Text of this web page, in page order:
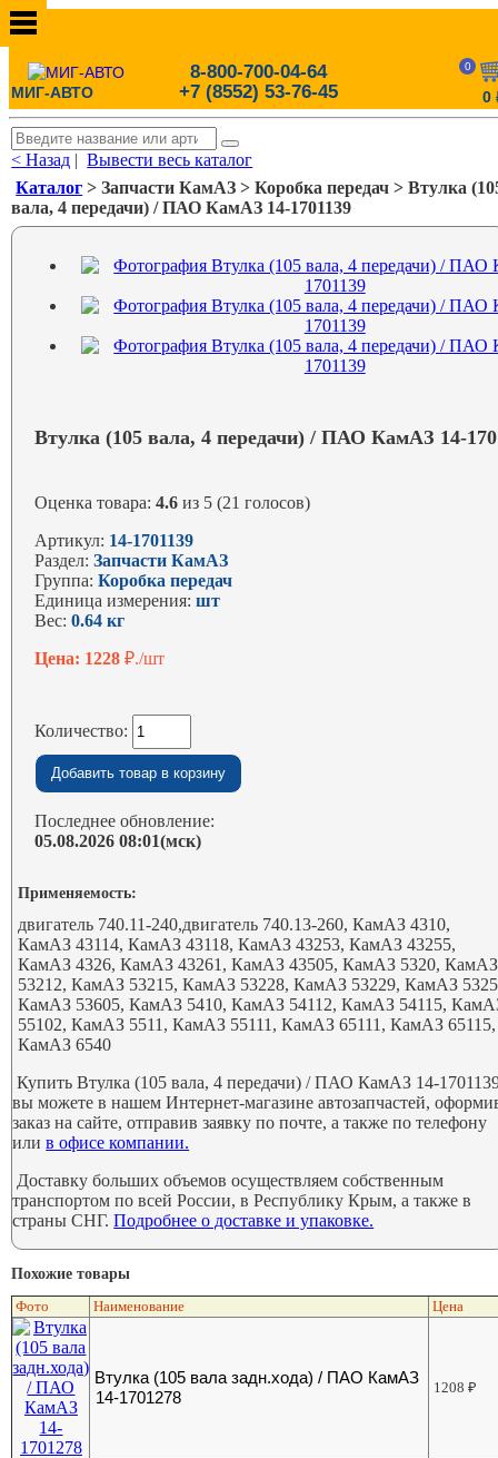
МИГ-АВТО
8-800-700-04-64
+7 (8552) 53-76-45
0
0
< Назад |Вывести весь каталог
Каталог > Запчасти КамАЗ > Коробка передач > Втулка
вала, 4 передачи) / ПАО КамАЗ 14-1701139
Втулка (105 вала, 4 передачи) / ПАО КамАЗ 14-
Оценка товара:4.6 из 5 (21 голосов)
Артикул: 14-1701139
Раздел:Запчасти КамАЗ
Группа:Коробка передач
Единица измерения:шт
Вес:0.64 кг
Цена: 1228₽./шт
Количество:
Последнее обновление:
05.08.2026 08:01(мск)
Применяемость:
двигатель 740.11-240,двигатель 740.13-260, КамАЗ 4310,
КамАЗ 43114, КамАЗ 43118, КамАЗ 43253, КамАЗ 43255,
КамАЗ 4326, КамАЗ 43261, КамАЗ 43505, КамАЗ 5320, КамАЗ
53212, КамАЗ 53215, КамАЗ 53228, КамАЗ 53229, КамАЗ
КамАЗ 53605, КамАЗ 5410, КамАЗ 54112, КамАЗ 54115,
55102, КамАЗ 5511, КамАЗ 55111, КамАЗ 65111, КамАЗ 65115,
КамАЗ 6540
Купить Втулка (105 вала, 4 передачи) / ПАО КамАЗ 14-
вы можете в нашем Интернет-магазине автозапчастей,
заказ на сайте, отправив заявку по почте, а также по телефону
илив офисе компании.
Доставку больших объемов осуществляем собственным
транспортом по всей России, в Республику Крым, а также в
страны СНГ.Подробнее о доставке и упаковке.
Похожие товары
Фото Наименование Цена
Втулка (105 вала задн.хода) / ПАО КамАЗ
14-1701278
1208₽